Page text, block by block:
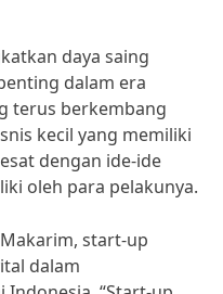
daya saing
dalam era
terus berkembang
kecil yang memiliki
dengan ide-ide
oleh para pelakunya.
start-up
dalam